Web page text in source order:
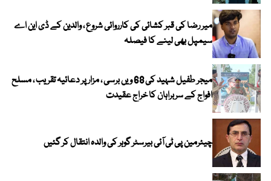
میر رضا کی قبر کشائی کی کارروائی شروع ، والدین کے ڈی این اے
سیمپل بھی لینے کا فیصلہ
میجر طفیل شہید کی 68 ویں برسی ، مزار پر دعائیہ تقریب ، مسلح
افواج کے سربراہان کا خراج عقیدت
چیئرمین پی ٹی آئی بیرسٹر گوہر کی والدہ انتقال کر گئیں